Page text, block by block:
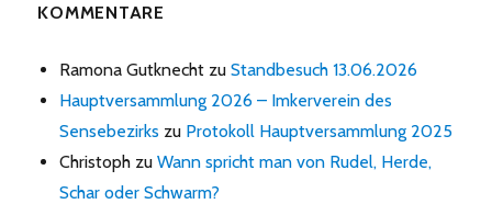
KOMMENTARE
Ramona Gutknecht zuStandbesuch 13.06.2026
Hauptversammlung 2026 – Imkerverein des
Sensebezirks zu Protokoll Hauptversammlung 2025
Christoph zuWann spricht man von Rudel, Herde,
Schar oder Schwarm?